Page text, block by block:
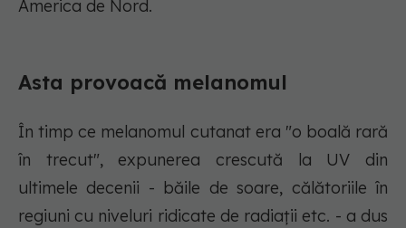
America de Nord.
Asta provoacă melanomul
În timp ce melanomul cutanat era "o boală rară
în trecut", expunerea crescută la UV din
ultimele decenii - băile de soare, călătoriile în
regiuni cu niveluri ridicate de radiaţii etc. - a dus